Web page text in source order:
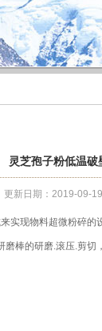
灵芝孢子粉低温
更新日期：2019-09-19
实现物料超微粉碎
棒的研磨.滚压.剪